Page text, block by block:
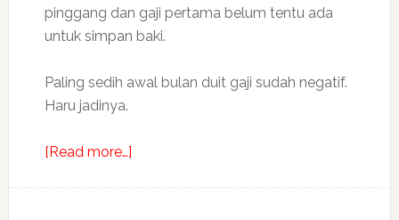
pinggang dan gaji pertama belum tentu ada
untuk simpan baki.
Paling sedih awal bulan duit gaji sudah negatif.
Haru jadinya.
[Read more…]about